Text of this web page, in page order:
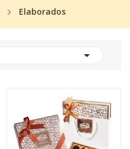
Elaborados
